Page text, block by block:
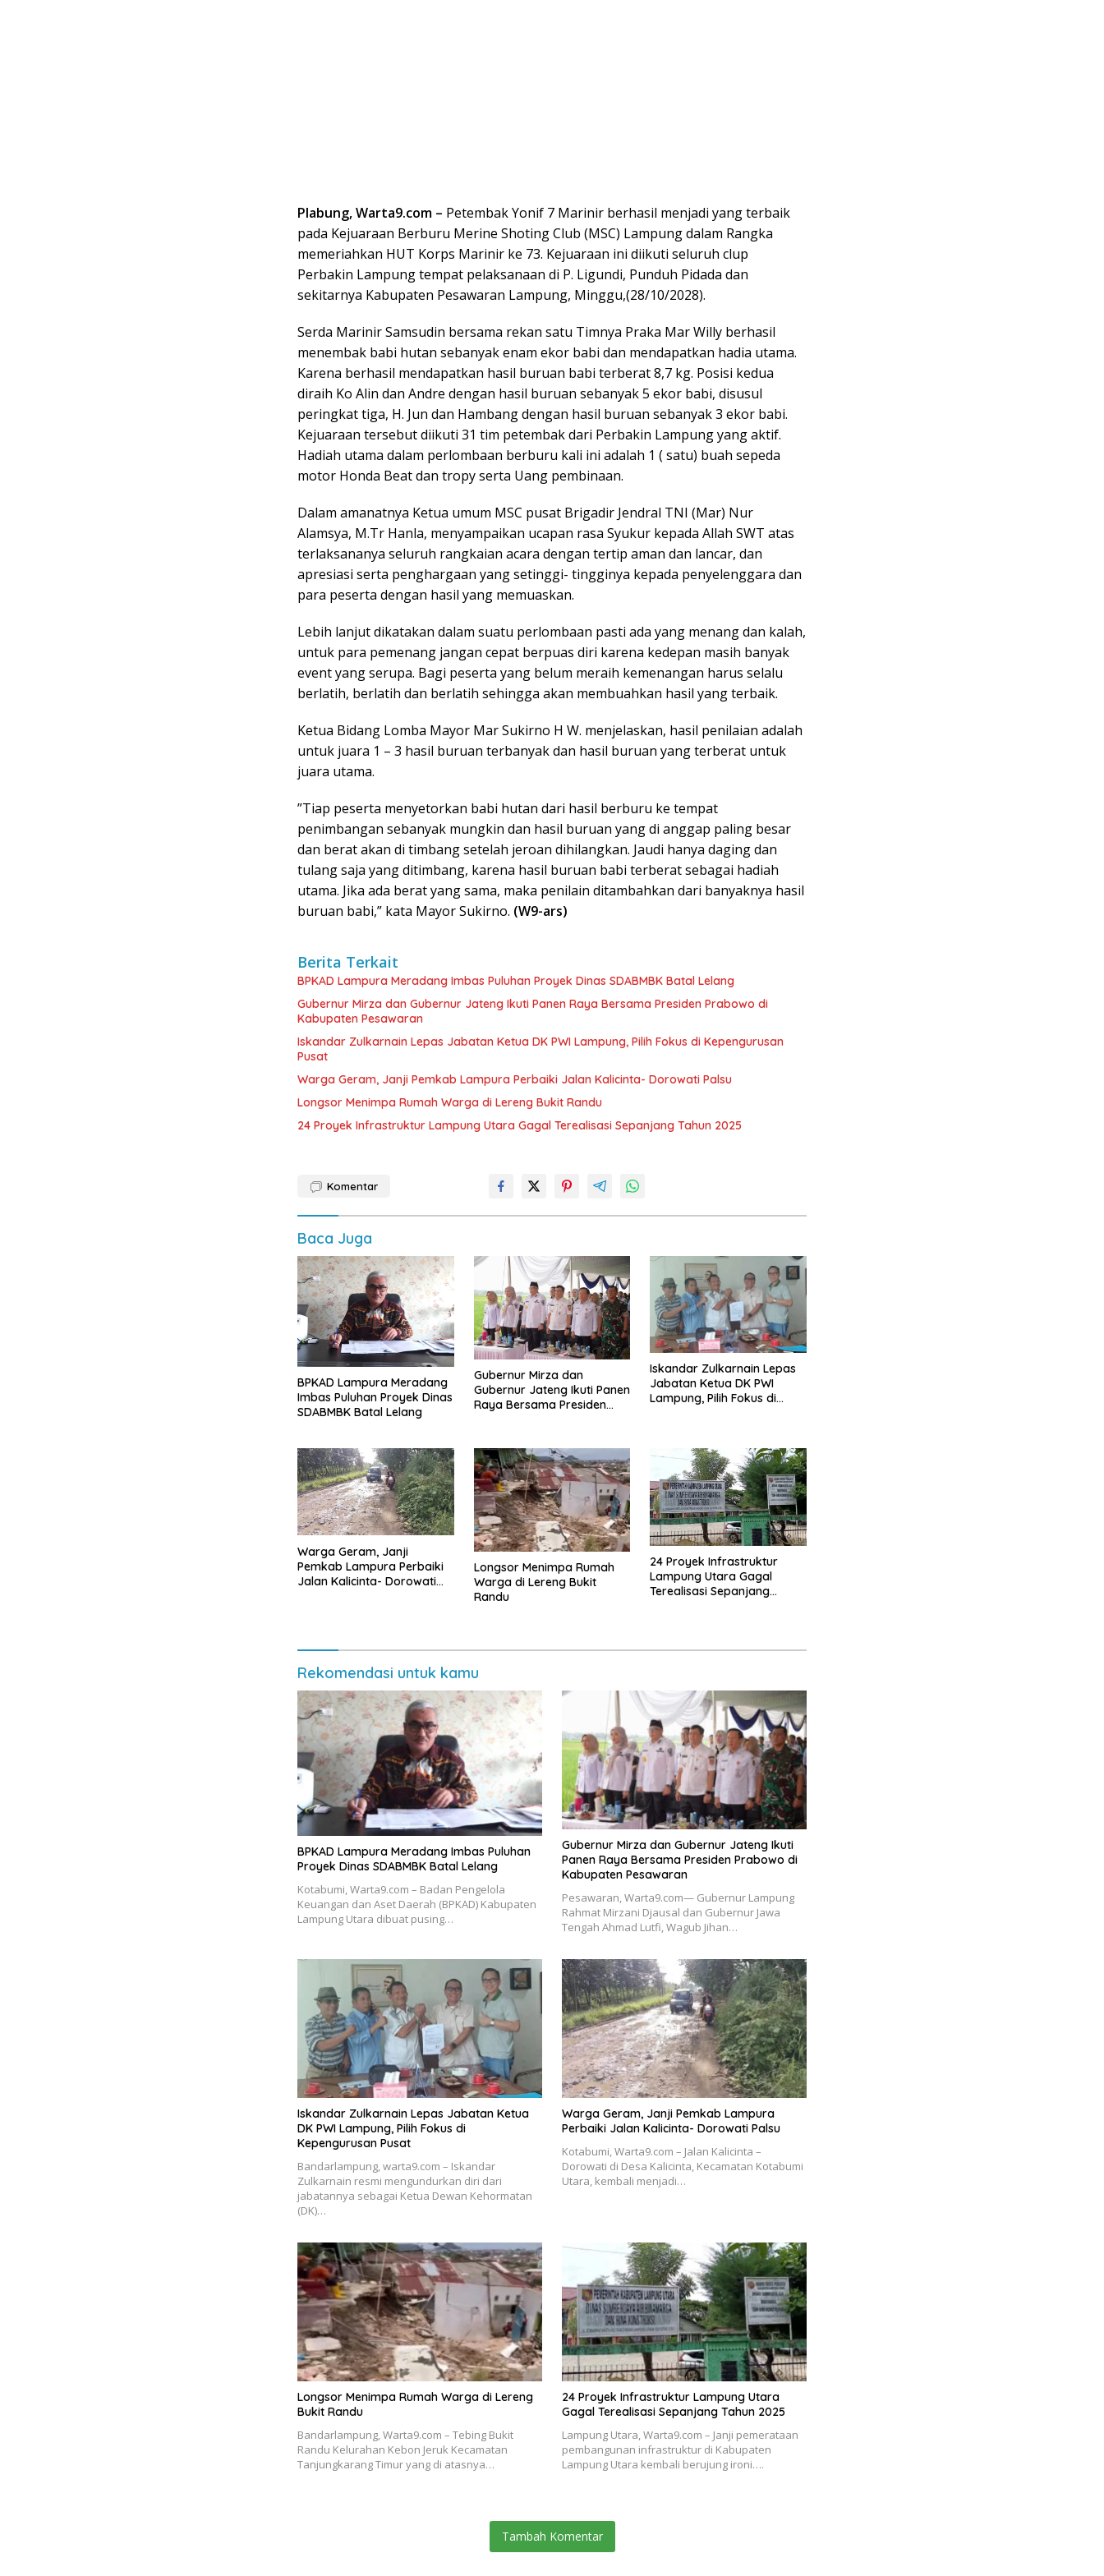
PIabung, Warta9.com – Petembak Yonif 7 Marinir berhasil menjadi yang terbaik
pada Kejuaraan Berburu Merine Shoting Club (MSC) Lampung dalam Rangka
memeriahkan HUT Korps Marinir ke 73. Kejuaraan ini diikuti seluruh clup
Perbakin Lampung tempat pelaksanaan di P. Ligundi, Punduh Pidada dan
sekitarnya Kabupaten Pesawaran Lampung, Minggu,(28/10/2028).
Serda Marinir Samsudin bersama rekan satu Timnya Praka Mar Willy berhasil
menembak babi hutan sebanyak enam ekor babi dan mendapatkan hadia utama.
Karena berhasil mendapatkan hasil buruan babi terberat 8,7 kg. Posisi kedua
diraih Ko Alin dan Andre dengan hasil buruan sebanyak 5 ekor babi, disusul
peringkat tiga, H. Jun dan Hambang dengan hasil buruan sebanyak 3 ekor babi.
Kejuaraan tersebut diikuti 31 tim petembak dari Perbakin Lampung yang aktif.
Hadiah utama dalam perlombaan berburu kali ini adalah 1 ( satu) buah sepeda
motor Honda Beat dan tropy serta Uang pembinaan.
Dalam amanatnya Ketua umum MSC pusat Brigadir Jendral TNI (Mar) Nur
Alamsya, M.Tr Hanla, menyampaikan ucapan rasa Syukur kepada Allah SWT atas
terlaksananya seluruh rangkaian acara dengan tertip aman dan lancar, dan
apresiasi serta penghargaan yang setinggi- tingginya kepada penyelenggara dan
para peserta dengan hasil yang memuaskan.
Lebih lanjut dikatakan dalam suatu perlombaan pasti ada yang menang dan kalah,
untuk para pemenang jangan cepat berpuas diri karena kedepan masih banyak
event yang serupa. Bagi peserta yang belum meraih kemenangan harus selalu
berlatih, berlatih dan berlatih sehingga akan membuahkan hasil yang terbaik.
Ketua Bidang Lomba Mayor Mar Sukirno H W. menjelaskan, hasil penilaian adalah
untuk juara 1 – 3 hasil buruan terbanyak dan hasil buruan yang terberat untuk
juara utama.
”Tiap peserta menyetorkan babi hutan dari hasil berburu ke tempat
penimbangan sebanyak mungkin dan hasil buruan yang di anggap paling besar
dan berat akan di timbang setelah jeroan dihilangkan. Jaudi hanya daging dan
tulang saja yang ditimbang, karena hasil buruan babi terberat sebagai hadiah
utama. Jika ada berat yang sama, maka penilain ditambahkan dari banyaknya hasil
buruan babi,” kata Mayor Sukirno. (W9-ars)
Berita Terkait
BPKAD Lampura Meradang Imbas Puluhan Proyek Dinas SDABMBK Batal Lelang
Gubernur Mirza dan Gubernur Jateng Ikuti Panen Raya Bersama Presiden Prabowo di
Kabupaten Pesawaran
Iskandar Zulkarnain Lepas Jabatan Ketua DK PWI Lampung, Pilih Fokus di Kepengurusan
Pusat
Warga Geram, Janji Pemkab Lampura Perbaiki Jalan Kalicinta- Dorowati Palsu
Longsor Menimpa Rumah Warga di Lereng Bukit Randu
24 Proyek Infrastruktur Lampung Utara Gagal Terealisasi Sepanjang Tahun 2025
Komentar
Baca Juga
BPKAD Lampura Meradang
Imbas Puluhan Proyek Dinas
SDABMBK Batal Lelang
Gubernur Mirza dan
Gubernur Jateng Ikuti Panen
Raya Bersama Presiden
Iskandar Zulkarnain Lepas
Jabatan Ketua DK PWI
Lampung, Pilih Fokus di
Warga Geram, Janji
Pemkab Lampura Perbaiki
Jalan Kalicinta- Dorowati
Longsor Menimpa Rumah
Warga di Lereng Bukit
Randu
24 Proyek Infrastruktur
Lampung Utara Gagal
Terealisasi Sepanjang
Rekomendasi untuk kamu
BPKAD Lampura Meradang Imbas Puluhan
Proyek Dinas SDABMBK Batal Lelang
Kotabumi, Warta9.com – Badan Pengelola
Keuangan dan Aset Daerah (BPKAD) Kabupaten
Lampung Utara dibuat pusing…
Gubernur Mirza dan Gubernur Jateng Ikuti
Panen Raya Bersama Presiden Prabowo di
Kabupaten Pesawaran
Pesawaran, Warta9.com— Gubernur Lampung
Rahmat Mirzani Djausal dan Gubernur Jawa
Tengah Ahmad Lutfi, Wagub Jihan…
Iskandar Zulkarnain Lepas Jabatan Ketua
DK PWI Lampung, Pilih Fokus di
Kepengurusan Pusat
Bandarlampung, warta9.com – Iskandar
Zulkarnain resmi mengundurkan diri dari
jabatannya sebagai Ketua Dewan Kehormatan
(DK)…
Warga Geram, Janji Pemkab Lampura
Perbaiki Jalan Kalicinta- Dorowati Palsu
Kotabumi, Warta9.com – Jalan Kalicinta –
Dorowati di Desa Kalicinta, Kecamatan Kotabumi
Utara, kembali menjadi…
Longsor Menimpa Rumah Warga di Lereng
Bukit Randu
Bandarlampung, Warta9.com – Tebing Bukit
Randu Kelurahan Kebon Jeruk Kecamatan
Tanjungkarang Timur yang di atasnya…
24 Proyek Infrastruktur Lampung Utara
Gagal Terealisasi Sepanjang Tahun 2025
Lampung Utara, Warta9.com – Janji pemerataan
pembangunan infrastruktur di Kabupaten
Lampung Utara kembali berujung ironi….
Tambah Komentar